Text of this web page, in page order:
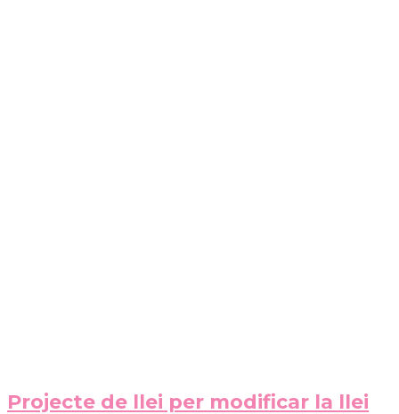
Projecte de llei per modificar la llei